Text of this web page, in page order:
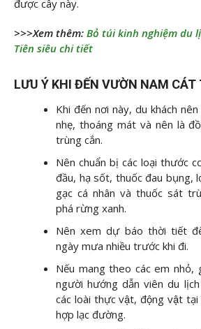
được cây này.
>>>Xem thêm: Bỏ túi kinh nghiệm du
Tiên siêu chi tiết
LƯU Ý KHI ĐẾN VƯỜN NAM CÁT
Khi đến nơi này, du khách
nhẹ, thoáng mát và nên là
trùng cắn.
Nên chuẩn bị các loại thước
đầu, hạ sốt, thuốc đau bụng,
gạc cá nhân và thuốc sát
phá rừng xanh.
Nên xem dự báo thời tiết
ngày mưa nhiều trước khi đi.
Nếu mang theo các em nhỏ,
người hướng dẫn viên du
các loài thực vật, động vật
hợp lạc đường.